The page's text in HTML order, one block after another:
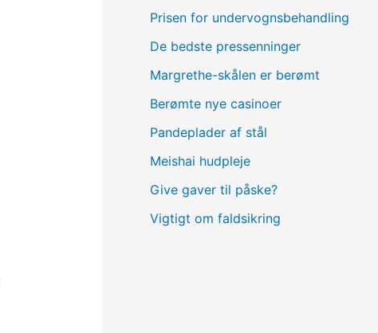
Prisen for undervognsbehandling
De bedste pressenninger
Margrethe-skålen er berømt
Berømte nye casinoer
Pandeplader af stål
Meishai hudpleje
Give gaver til påske?
Vigtigt om faldsikring